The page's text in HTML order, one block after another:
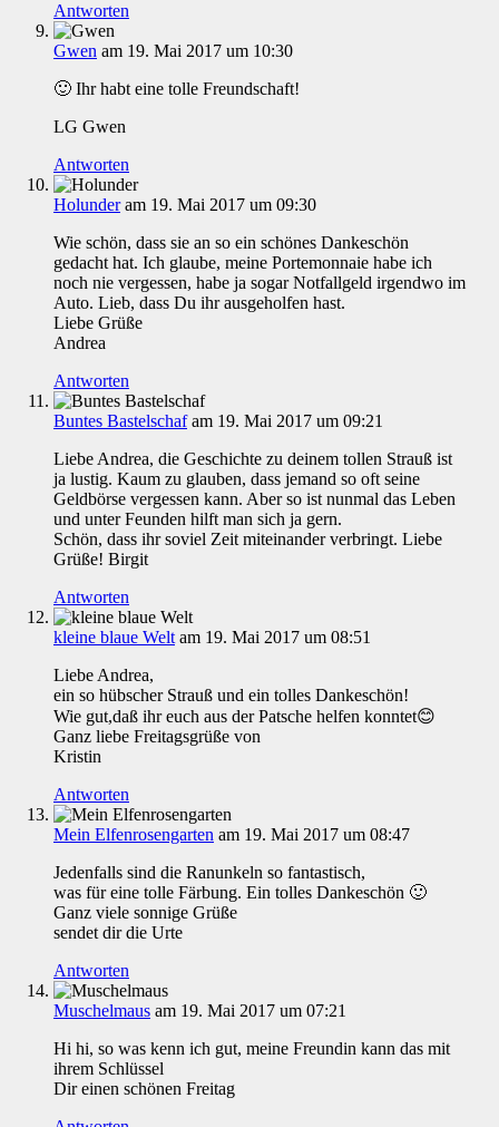
Antworten
Gwen am 19. Mai 2017 um 10:30
🙂 Ihr habt eine tolle Freundschaft!
LG Gwen
Antworten
Holunder am 19. Mai 2017 um 09:30
Wie schön, dass sie an so ein schönes Dankeschön
gedacht hat. Ich glaube, meine Portemonnaie habe ich
noch nie vergessen, habe ja sogar Notfallgeld irgendwo im
Auto. Lieb, dass Du ihr ausgeholfen hast.
Liebe Grüße
Andrea
Antworten
Buntes Bastelschaf am 19. Mai 2017 um 09:21
Liebe Andrea, die Geschichte zu deinem tollen Strauß ist
ja lustig. Kaum zu glauben, dass jemand so oft seine
Geldbörse vergessen kann. Aber so ist nunmal das Leben
und unter Feunden hilft man sich ja gern.
Schön, dass ihr soviel Zeit miteinander verbringt. Liebe
Grüße! Birgit
Antworten
kleine blaue Welt am 19. Mai 2017 um 08:51
Liebe Andrea,
ein so hübscher Strauß und ein tolles Dankeschön!
Wie gut,daß ihr euch aus der Patsche helfen konntet😊
Ganz liebe Freitagsgrüße von
Kristin
Antworten
Mein Elfenrosengarten am 19. Mai 2017 um 08:47
Jedenfalls sind die Ranunkeln so fantastisch,
was für eine tolle Färbung. Ein tolles Dankeschön 🙂
Ganz viele sonnige Grüße
sendet dir die Urte
Antworten
Muschelmaus am 19. Mai 2017 um 07:21
Hi hi, so was kenn ich gut, meine Freundin kann das mit
ihrem Schlüssel
Dir einen schönen Freitag